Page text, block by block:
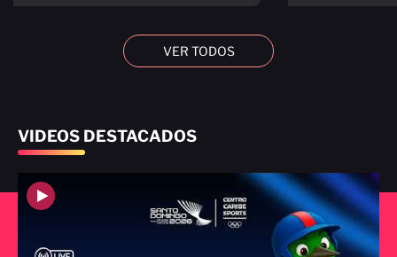
VER TODOS
VIDEOS DESTACADOS